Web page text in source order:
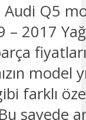
Audi Q5
– 2017
model
farklı
sayede